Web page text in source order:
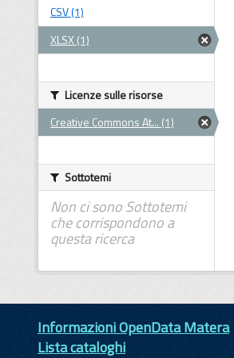
CSV (1)
XLSX (1)
Licenze sulle risorse
Creative Commons At... (1)
Sottotemi
Non ci sono Sottotemi
che corrispondono a
questa ricerca
Informazioni OpenData Matera
Lista cataloghi